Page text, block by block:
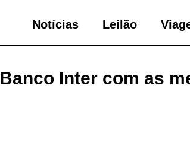
Notícias Leilão
Banco Inter com as